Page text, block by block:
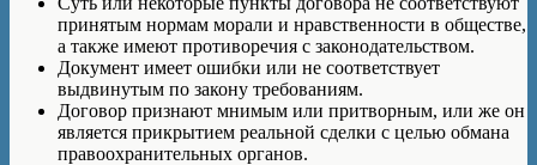
принятым нормам морали и нравственности в обществе,
а также имеют противоречия с законодательством.
Документ имеет ошибки или не соответствует
выдвинутым по закону требованиям.
Договор признают мнимым или притворным, или же он
является прикрытием реальной сделки с целью обмана
правоохранительных органов.